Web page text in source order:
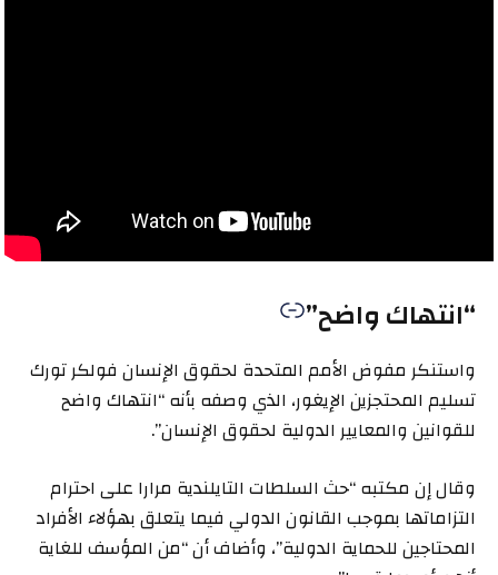
“انتهاك واضح”
واستنكر مفوض الأمم المتحدة لحقوق الإنسان فولكر تورك
تسليم المحتجزين الإيغور، الذي وصفه بأنه “انتهاك واضح
للقوانين والمعايير الدولية لحقوق الإنسان”.
وقال إن مكتبه “حث السلطات التايلندية مرارا على احترام
التزاماتها بموجب القانون الدولي فيما يتعلق بهؤلاء الأفراد
المحتاجين للحماية الدولية”، وأضاف أن “من المؤسف للغاية